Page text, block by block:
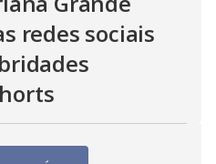
redes sociais